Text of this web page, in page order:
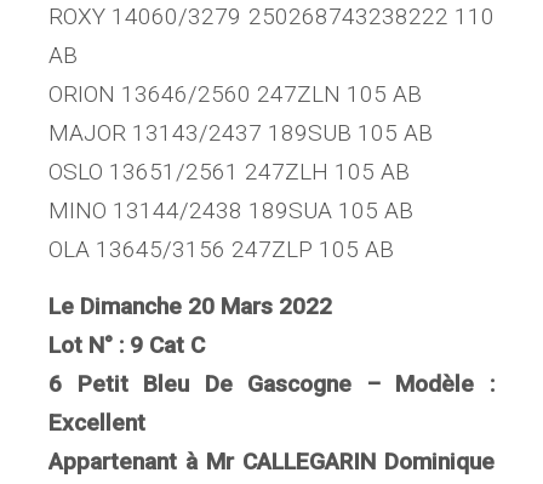
ROXY 14060/3279 250268743238222 110
AB
ORION 13646/2560 247ZLN 105 AB
MAJOR 13143/2437 189SUB 105 AB
OSLO 13651/2561 247ZLH 105 AB
MINO 13144/2438 189SUA 105 AB
OLA 13645/3156 247ZLP 105 AB
Le Dimanche 20 Mars 2022
Lot N° : 9 Cat C
6 Petit Bleu De Gascogne – Modèle :
Excellent
Appartenant à Mr CALLEGARIN Dominique